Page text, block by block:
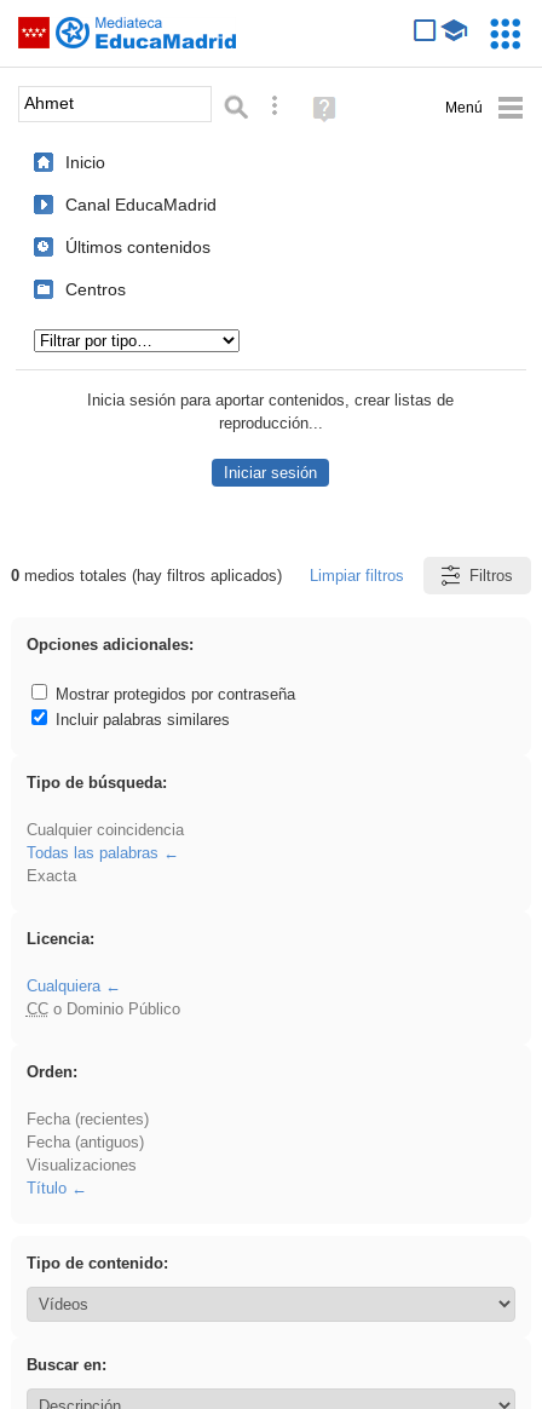
Saltar navegación
Palabra o frase: Búsqueda avanzada
Ayuda
(en
Inicio
Canal EducaMadrid
Últimos contenidos
Centros
Inicia sesión para aportar contenidos, crear listas de
reproducción...
Iniciar sesión
Resultados de: Ahmet
0medios totales (hay filtros aplicados) Limpiar filtros Filtros
Opciones adicionales:
Mostrar protegidos por contraseña
Incluir palabras similares
Tipo de búsqueda:
Cualquier coincidencia
Todas las palabras
Exacta
Licencia:
Cualquiera
CCo Dominio Público
Orden:
Fecha (recientes)
Fecha (antiguos)
Visualizaciones
Título
Tipo de contenido:
Buscar en: